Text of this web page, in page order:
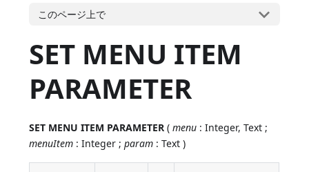
このページ上で
SET MENU ITEM
PARAMETER
SET MENU ITEM PARAMETER (menu : Integer, Text ;
menuItem : Integer ;param : Text )